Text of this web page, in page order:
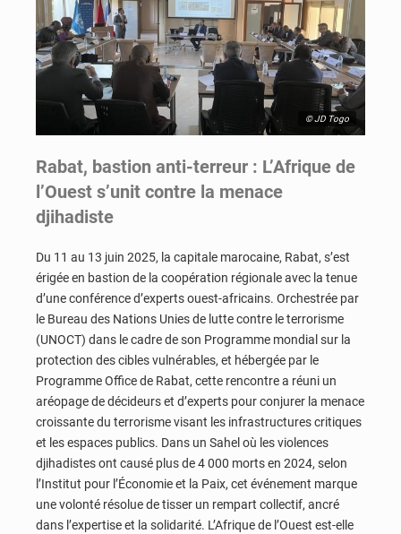
© JD Togo
Rabat, bastion anti-terreur : L’Afrique de
l’Ouest s’unit contre la menace
djihadiste
Du 11 au 13 juin 2025, la capitale marocaine, Rabat, s’est
érigée en bastion de la coopération régionale avec la tenue
d’une conférence d’experts ouest-africains. Orchestrée par
le Bureau des Nations Unies de lutte contre le terrorisme
(UNOCT) dans le cadre de son Programme mondial sur la
protection des cibles vulnérables, et hébergée par le
Programme Office de Rabat, cette rencontre a réuni un
aréopage de décideurs et d’experts pour conjurer la menace
croissante du terrorisme visant les infrastructures critiques
et les espaces publics. Dans un Sahel où les violences
djihadistes ont causé plus de 4 000 morts en 2024, selon
l’Institut pour l’Économie et la Paix, cet événement marque
une volonté résolue de tisser un rempart collectif, ancré
dans l’expertise et la solidarité. L’Afrique de l’Ouest est-elle